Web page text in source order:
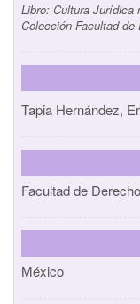
Libro: Cultura Jurídica
Colección Facultad
Tapia Hernández,
Facultad de
México